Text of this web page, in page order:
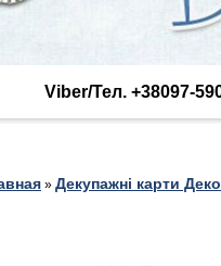
Viber/Тел. +38097-
» Декупажні карти